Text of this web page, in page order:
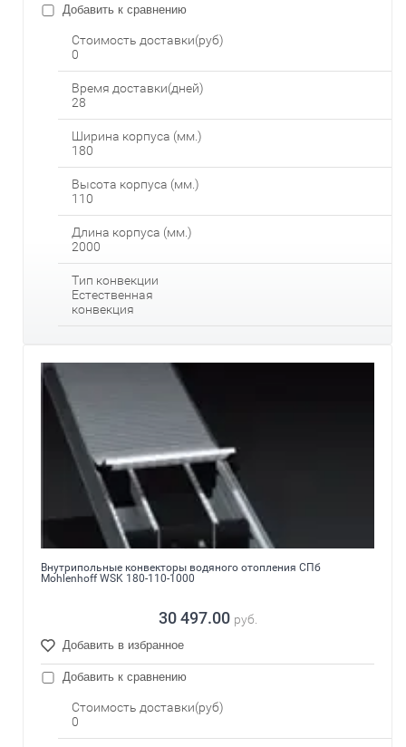
Добавить к сравнению
Стоимость доставки(руб)
0
Время доставки(дней)
28
Ширина корпуса (мм.)
180
Высота корпуса (мм.)
110
Длина корпуса (мм.)
2000
Тип конвекции
Естественная
конвекция
Внутрипольные конвекторы водяного отопления СПб
Mohlenhoff WSK 180-110-1000
30 497.00 руб.
Добавить в избранное
Добавить к сравнению
Стоимость доставки(руб)
0